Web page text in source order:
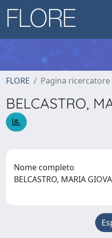
FLORE Pagina ricercatore
BELCASTRO,
Nome completo
BELCASTRO, MARIA